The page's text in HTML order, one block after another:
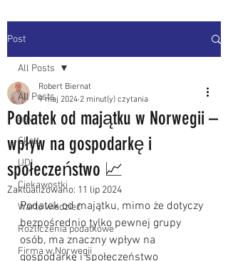
Post
All Posts
nav
Skatt
UDI
Ciekawostki
Warto wiedzieć
Rozliczenia podatkowe
Firma w Norwegii
All Posts
Podatek od majątku w Norwegii –
wpływ na gospodarkę i
społeczeństwo 📈
Robert Biernat
9 maj 2024 2 minut(y) czytania
Zaktualizowano: 11 lip 2024
Podatek od majątku, mimo że dotyczy
bezpośrednio tylko pewnej grupy
osób, ma znaczny wpływ na
gospodarkę i społeczeństwo